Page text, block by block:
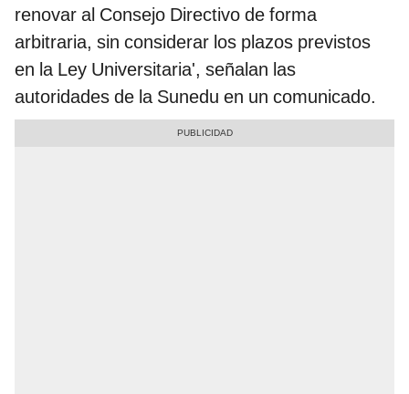
renovar al Consejo Directivo de forma
arbitraria, sin considerar los plazos previstos
en la Ley Universitaria', señalan las
autoridades de la Sunedu en un comunicado.